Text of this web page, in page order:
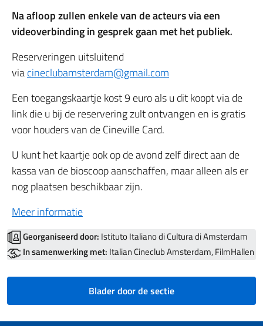
Na afloop zullen enkele van de acteurs via een
videoverbinding in gesprek gaan met het publiek.
Reserveringen uitsluitend
viacineclubamsterdam@gmail.com
Een toegangskaartje kost 9 euro als u dit koopt via de
link die u bij de reservering zult ontvangen en is gratis
voor houders van de Cineville Card.
U kunt het kaartje ook op de avond zelf direct aan de
kassa van de bioscoop aanschaffen, maar alleen als er
nog plaatsen beschikbaar zijn.
Meer informatie
Georganiseerd door: Istituto Italiano di Cultura di Amsterdam
In samenwerking met: Italian Cineclub Amsterdam, FilmHallen
Blader door de sectie